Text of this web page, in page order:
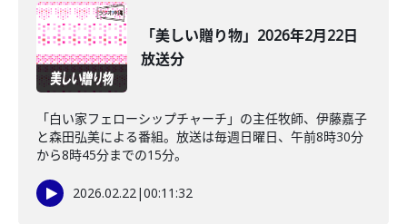
「美しい贈り物」2026年2月22日
放送分
「白い家フェローシップチャーチ」の主任牧師、伊藤嘉子
と森田弘美による番組。放送は毎週日曜日、午前8時30分
から8時45分までの15分。
2026.02.22|00:11:32